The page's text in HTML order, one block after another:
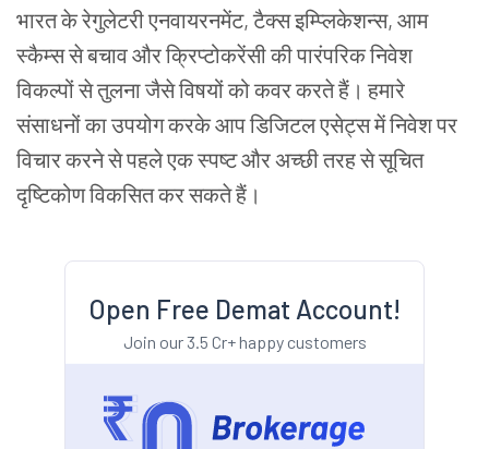
भारत के रेगुलेटरी एनवायरनमेंट, टैक्स इम्प्लिकेशन्स, आम
स्कैम्स से बचाव और क्रिप्टोकरेंसी की पारंपरिक निवेश
विकल्पों से तुलना जैसे विषयों को कवर करते हैं। हमारे
संसाधनों का उपयोग करके आप डिजिटल एसेट्स में निवेश पर
विचार करने से पहले एक स्पष्ट और अच्छी तरह से सूचित
दृष्टिकोण विकसित कर सकते हैं।
Open Free Demat Account!
Join our 3.5 Cr+ happy customers